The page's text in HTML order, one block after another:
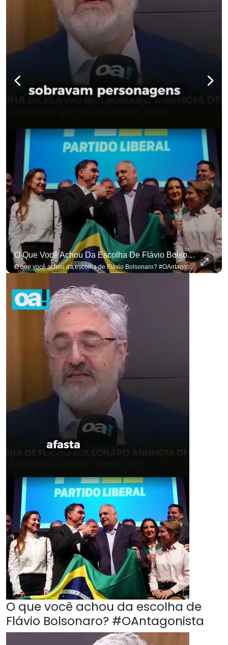
O Que Você Achou Da Escolha De Flávio Bolsonaro? #OAntagonista
O que você achou da escolha de Flávio Bolsonaro? #OAntagonista Se você busca informação com credibilidade, inscreva-se agora e ative o
O que você achou da escolha de
Flávio Bolsonaro? #OAntagonista